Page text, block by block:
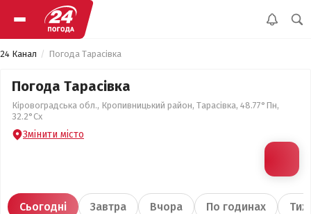
24 Канал Погода Тарасівка
Погода Тарасівка
Кіровоградська обл., Кропивницький район, Тарасівка, 48.77°Пн,
32.2°Сх
Змінити місто
Сьогодні Завтра Вчора По годинах